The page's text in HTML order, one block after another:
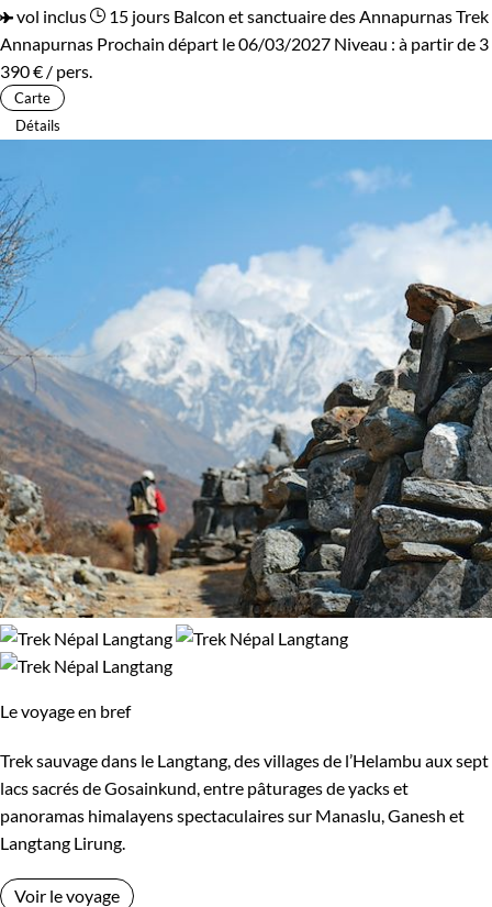
vol inclus
15 jours Balcon et sanctuaire des AnnapurnasTrek
Annapurnas Prochain départ le 06/03/2027 Niveau : à partir de 3
390 € / pers.
Carte
Détails
Le voyage en bref
Trek sauvage dans le Langtang, des villages de l’Helambu aux sept
lacs sacrés de Gosainkund, entre pâturages de yacks et
panoramas himalayens spectaculaires sur Manaslu, Ganesh et
Langtang Lirung.
Voir le voyage